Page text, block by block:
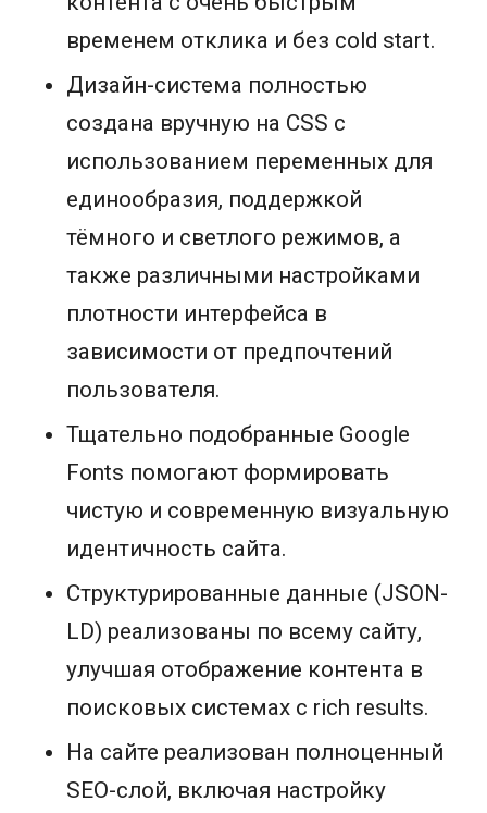
временем отклика и без cold start.
Дизайн-система полностью
создана вручную на CSS с
использованием переменных для
единообразия, поддержкой
тёмного и светлого режимов, а
также различными настройками
плотности интерфейса в
зависимости от предпочтений
пользователя.
Тщательно подобранные Google
Fonts помогают формировать
чистую и современную визуальную
идентичность сайта.
Структурированные данные (JSON-
LD) реализованы по всему сайту,
улучшая отображение контента в
поисковых системах с rich results.
На сайте реализован полноценный
SEO-слой, включая настройку